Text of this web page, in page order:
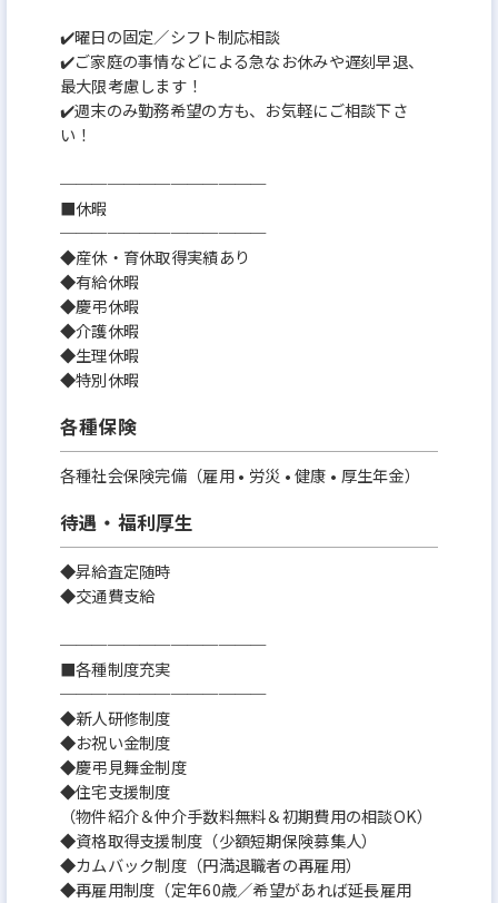
✔️曜日の固定／シフト制応相談
✔️ご家庭の事情などによる急なお休みや遅刻早退、
最大限考慮します！
✔️週末のみ勤務希望の方も、お気軽にご相談下さ
い！
─────────────
■休暇
─────────────
◆産休・育休取得実績あり
◆有給休暇
◆慶弔休暇
◆介護休暇
◆生理休暇
◆特別休暇
各種保険
各種社会保険完備（雇用 • 労災 • 健康 • 厚生年金）
待遇・福利厚生
◆昇給査定随時
◆交通費支給
─────────────
■各種制度充実
─────────────
◆新人研修制度
◆お祝い金制度
◆慶弔見舞金制度
◆住宅支援制度
（物件紹介＆仲介手数料無料＆初期費用の相談OK）
◆資格取得支援制度（少額短期保険募集人）
◆カムバック制度（円満退職者の再雇用）
◆再雇用制度（定年60歳／希望があれば延長雇用